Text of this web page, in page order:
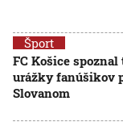
Šport
FC Košice
urážky fanúšikov
Slovanom